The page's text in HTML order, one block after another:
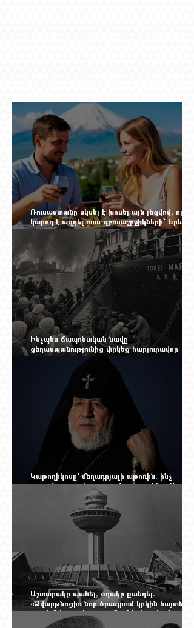
Ռուսաստանը սկսել է խոսել այն լեզվով, որը
կարող է ազդել ռուս զբոսաշրջիկների՝ Երևան
գալու մտադրության վրա. որքան կարող է
խորանալ հայ-ռուսական ճգնաժամը
Ինչպես ճապոնական նավը
ցեղասպանությունից փրկեց հարյուրավոր
հայերի, իսկ մենք չգիտենք հերոս նավապետի
անունը՝ Սաձո Հիբիի
Կաթողիկոսը՝ մեղադրյալի աթոռին. ինչ
սպասել այսօրվա դատավարությունից: Yerevan
Online Mag.-ի մեծ ռեպորտաժը
Աշտարակը պահել, օղակը քանդել.
«Զվարթնոցի» նոր ծրագրում կրկին հայտնվել
տասնմեկ տարի առաջ մերժված լուծումը:
Yerevan Online Mag.-ի մեծ ռեպորտաժը